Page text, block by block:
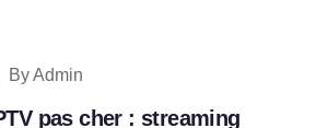
ByAdmin
pas cher : streaming